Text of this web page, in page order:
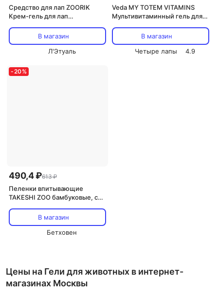
Средство для лап ZOORIK
Крем-гель для лап
В магазин
Л'Этуаль
Veda MY TOTEM VITAMINS
Мультивитаминный гель для
В магазин
Четыре лапы
4.9
-20%
490,4 ₽613 ₽
Пеленки впитывающие
TAKESHI ZOO бамбуковые, с
В магазин
Бетховен
Цены на Гели для животных в интернет-
магазинах Москвы